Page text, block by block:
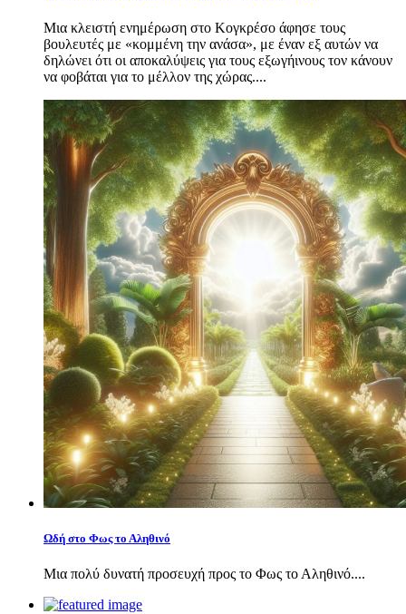
Μια κλειστή ενημέρωση στο Κογκρέσο άφησε τους
βουλευτές με «κομμένη την ανάσα», με έναν εξ αυτών να
δηλώνει ότι οι αποκαλύψεις για τους εξωγήινους τον κάνουν
να φοβάται για το μέλλον της χώρας....
Ωδή στο Φως το Αληθινό
Μια πολύ δυνατή προσευχή προς το Φως το Αληθινό....